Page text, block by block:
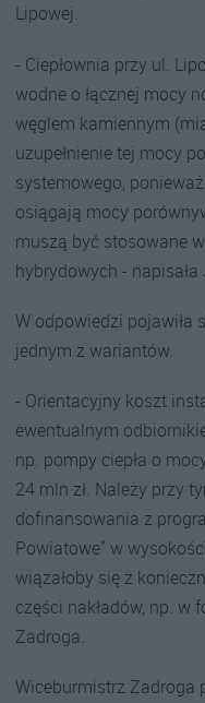
Lipowej.
- Ciepłownia przy ul.
wodne o łącznej mocy
węglem kamiennym
uzupełnienie tej mocy
systemowego,
osiągają mocy
muszą być stosowane
hybrydowych -
W odpowiedzi pojawiła
jednym z wariantów.
- Orientacyjny koszt
ewentualnym
np. pompy ciepła o
24 mln zł. Należy przy
dofinansowania z
Powiatowe" w
wiązałoby się z
części nakładów, np. w
Zadroga.
Wiceburmistrz Zadroga